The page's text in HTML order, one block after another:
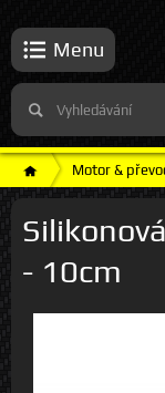
Menu
Motor &
- 10cm